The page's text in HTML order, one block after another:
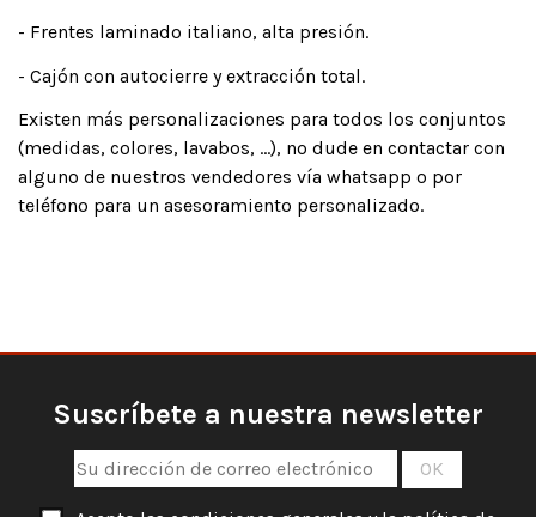
- Frentes laminado italiano, alta presión.
- Cajón con autocierre y extracción total.
Existen más personalizaciones para todos los conjuntos
(medidas, colores, lavabos, ...), no dude en contactar con
alguno de nuestros vendedores vía whatsapp o por
teléfono para un asesoramiento personalizado.
Suscríbete a nuestra newsletter